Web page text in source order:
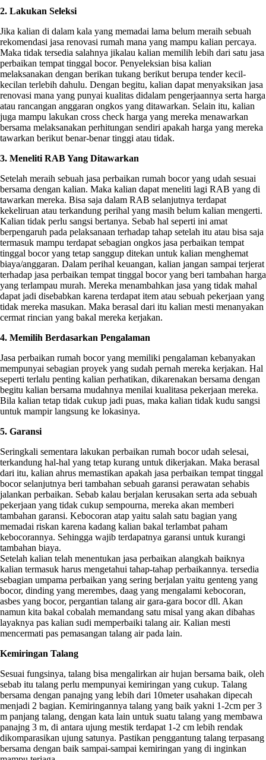
2. Lakukan Seleksi
Jika kalian di dalam kala yang memadai lama belum meraih sebuah
rekomendasi jasa renovasi rumah mana yang mampu kalian percaya.
Maka tidak tersedia salahnya jikalau kalian memilih lebih dari satu jasa
perbaikan tempat tinggal bocor. Penyeleksian bisa kalian
melaksanakan dengan berikan tukang berikut berupa tender kecil-
kecilan terlebih dahulu. Dengan begitu, kalian dapat menyaksikan jasa
renovasi mana yang punyai kualitas didalam pengerjaannya serta harga
atau rancangan anggaran ongkos yang ditawarkan. Selain itu, kalian
juga mampu lakukan cross check harga yang mereka menawarkan
bersama melaksanakan perhitungan sendiri apakah harga yang mereka
tawarkan berikut benar-benar tinggi atau tidak.
3. Meneliti RAB Yang Ditawarkan
Setelah meraih sebuah jasa perbaikan rumah bocor yang udah sesuai
bersama dengan kalian. Maka kalian dapat meneliti lagi RAB yang di
tawarkan mereka. Bisa saja dalam RAB selanjutnya terdapat
kekeliruan atau terkandung perihal yang masih belum kalian mengerti.
Kalian tidak perlu sangsi bertanya. Sebab hal seperti ini amat
berpengaruh pada pelaksanaan terhadap tahap setelah itu atau bisa saja
termasuk mampu terdapat sebagian ongkos jasa perbaikan tempat
tinggal bocor yang tetap sanggup ditekan untuk kalian menghemat
biaya/anggaran. Dalam perihal keuangan, kalian jangan sampai terjerat
terhadap jasa perbaikan tempat tinggal bocor yang beri tambahan harga
yang terlampau murah. Mereka menambahkan jasa yang tidak mahal
dapat jadi disebabkan karena terdapat item atau sebuah pekerjaan yang
tidak mereka masukan. Maka berasal dari itu kalian mesti menanyakan
cermat rincian yang bakal mereka kerjakan.
4. Memilih Berdasarkan Pengalaman
Jasa perbaikan rumah bocor yang memiliki pengalaman kebanyakan
mempunyai sebagian proyek yang sudah pernah mereka kerjakan. Hal
seperti terlalu penting kalian perhatikan, dikarenakan bersama dengan
begitu kalian bersama mudahnya menilai kualitasa pekerjaan mereka.
Bila kalian tetap tidak cukup jadi puas, maka kalian tidak kudu sangsi
untuk mampir langsung ke lokasinya.
5. Garansi
Seringkali sementara lakukan perbaikan rumah bocor udah selesai,
terkandung hal-hal yang tetap kurang untuk dikerjakan. Maka berasal
dari itu, kalian ahrus memastikan apakah jasa perbaikan tempat tinggal
bocor selanjutnya beri tambahan sebuah garansi perawatan sehabis
jalankan perbaikan. Sebab kalau berjalan kerusakan serta ada sebuah
pekerjaan yang tidak cukup sempourna, mereka akan memberi
tambahan garansi. Kebocoran atap yaitu salah satu bagian yang
memadai riskan karena kadang kalian bakal terlambat paham
kebocorannya. Sehingga wajib terdapatnya garansi untuk kurangi
tambahan biaya.
Setelah kalian telah menentukan jasa perbaikan alangkah baiknya
kalian termasuk harus mengetahui tahap-tahap perbaikannya. tersedia
sebagian umpama perbaikan yang sering berjalan yaitu genteng yang
bocor, dinding yang merembes, daag yang mengalami kebocoran,
asbes yang bocor, pergantian talang air gara-gara bocor dll. Akan
namun kita bakal cobalah memandang satu misal yang akan dibahas
layaknya pas kalian sudi memperbaiki talang air. Kalian mesti
mencermati pas pemasangan talang air pada lain.
Kemiringan Talang
Sesuai fungsinya, talang bisa mengalirkan air hujan bersama baik, oleh
sebab itu talang perlu mempunyai kemiringan yang cukup. Talang
bersama dengan panajng yang lebih dari 10meter usahakan dipecah
menjadi 2 bagian. Kemiringannya talang yang baik yakni 1-2cm per 3
m panjang talang, dengan kata lain untuk suatu talang yang membawa
panajng 3 m, di antara ujung mestik terdapat 1-2 cm lebih rendak
dikomparasikan ujung satunya. Pastikan penggantung talang terpasang
bersama dengan baik sampai-sampai kemiringan yang di inginkan